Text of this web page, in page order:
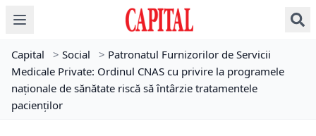
Capital > Social > Patronatul Furnizorilor de Servicii
Medicale Private: Ordinul CNAS cu privire la programele
naţionale de sănătate riscă să întârzie tratamentele
pacienţilor